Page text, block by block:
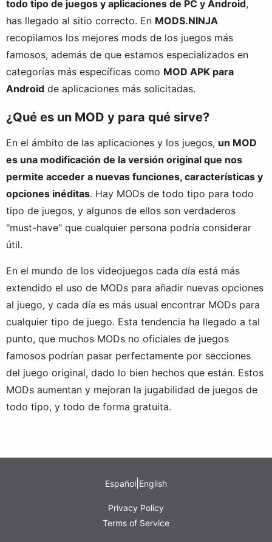
todo tipo de juegos y aplicaciones de PC y Android,
has llegado al sitio correcto. En MODS.NINJA
recopilamos los mejores mods de los juegos más
famosos, además de que estamos especializados en
categorías más específicas como MOD APK para
Android de aplicaciones más solicitadas.
¿Qué es un MOD y para qué sirve?
En el ámbito de las aplicaciones y los juegos, un MOD
es una modificación de la versión original que nos
permite acceder a nuevas funciones, características y
opciones inéditas. Hay MODs de todo tipo para todo
tipo de juegos, y algunos de ellos son verdaderos
"must-have" que cualquier persona podría considerar
útil.
En el mundo de los videojuegos cada día está más
extendido el uso de MODs para añadir nuevas opciones
al juego, y cada día es más usual encontrar MODs para
cualquier tipo de juego. Esta tendencia ha llegado a tal
punto, que muchos MODs no oficiales de juegos
famosos podrían pasar perfectamente por secciones
del juego original, dado lo bien hechos que están. Estos
MODs aumentan y mejoran la jugabilidad de juegos de
todo tipo, y todo de forma gratuita.
Español English
Privacy Policy
Terms of Service